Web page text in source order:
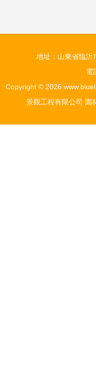
地址：山東省臨沂
電
Copyright © 2026
景觀工程有限公司 園